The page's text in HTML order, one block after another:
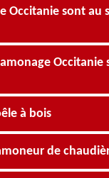
Occitanie sont au
à bois
de